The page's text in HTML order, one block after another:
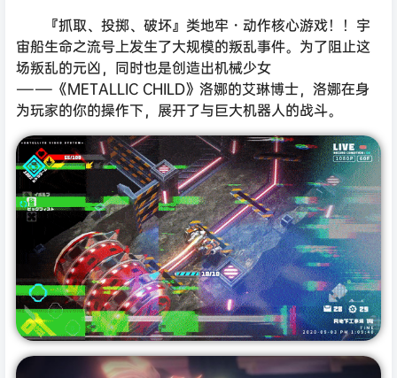
『抓取、投掷、破坏』类地牢・动作核心游戏！！宇
宙船生命之流号上发生了大规模的叛乱事件。为了阻止这
场叛乱的元凶，同时也是创造出机械少女
――《METALLIC CHILD》洛娜的艾琳博士，洛娜在身
为玩家的你的操作下，展开了与巨大机器人的战斗。